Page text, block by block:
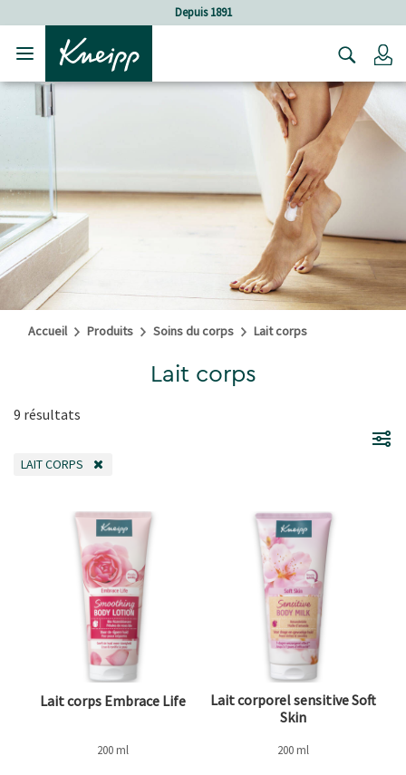
Sauter au contenu du pied de page
Depuis 1891
Accueil Produits Soins du corps Lait corps
Lait corps
9 résultats
LAIT CORPS
Lait corps Embrace Life
200 ml
Lait corporel sensitive Soft
Skin
200 ml